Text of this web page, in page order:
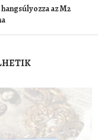
az M2